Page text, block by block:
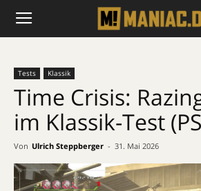
Tests Klassik
Time Crisis:
im Klassik-Test
Von Ulrich Steppberger - 31. Mai 2026